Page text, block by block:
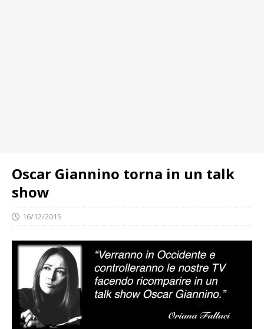
Oscar Giannino torna in un talk
show
16/12/2015